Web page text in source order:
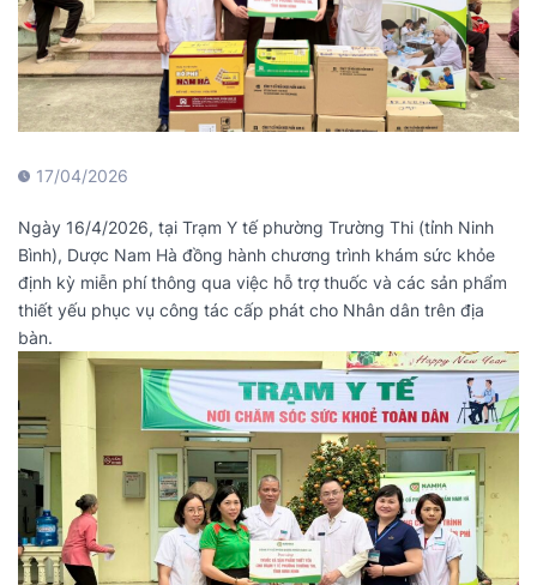
17/04/2026
Ngày 16/4/2026, tại Trạm Y tế phường Trường Thi (tỉnh Ninh
Bình), Dược Nam Hà đồng hành chương trình khám sức khỏe
định kỳ miễn phí thông qua việc hỗ trợ thuốc và các sản phẩm
thiết yếu phục vụ công tác cấp phát cho Nhân dân trên địa
bàn.